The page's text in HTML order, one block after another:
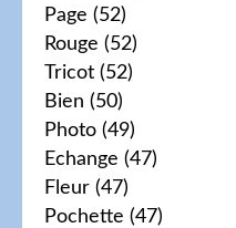
Page (52)
Rouge (52)
Tricot (52)
Bien (50)
Photo (49)
Echange (47)
Fleur (47)
Pochette (47)